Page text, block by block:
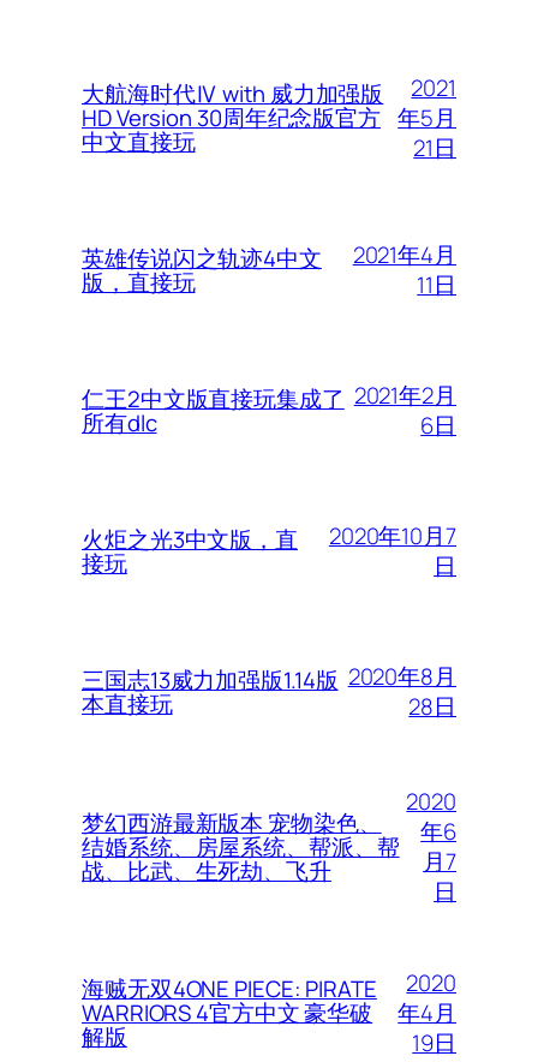
大航海时代Ⅳ with 威力加强版
HD Version 30周年纪念版官方
中文直接玩
2021
年5月
21日
英雄传说闪之轨迹4中文
版，直接玩
2021年4月
11日
仁王2中文版直接玩集成了
所有dlc
2021年2月
6日
火炬之光3中文版，直
接玩
2020年10月7
日
三国志13威力加强版1.14版
本直接玩
2020年8月
28日
梦幻西游最新版本 宠物染色、
结婚系统、房屋系统、帮派、帮
战、比武、生死劫、飞升
2020
年6
月7
日
海贼无双4ONE PIECE: PIRATE
WARRIORS 4官方中文 豪华破
解版
2020
年4月
19日